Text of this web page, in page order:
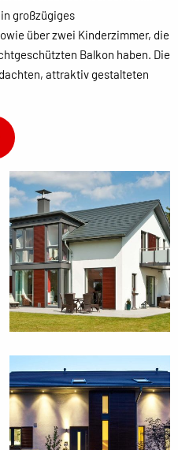
großzügiges
über zwei Kinderzimmer, die
Balkon haben. Die
attraktiv gestalteten